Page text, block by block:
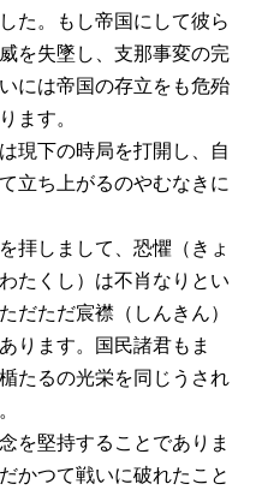
た。もし帝国にして彼ら
を失墜し、支那事変の完
には帝国の存立をも危殆
ます。
現下の時局を打開し、自
立ち上がるのやむなきに
拝しまして、恐懼（きょ
たくし）は不肖なりとい
だただ宸襟（しんきん）
ります。国民諸君もま
たるの光栄を同じうされ
を堅持することでありま
かつて戦いに破れたこと